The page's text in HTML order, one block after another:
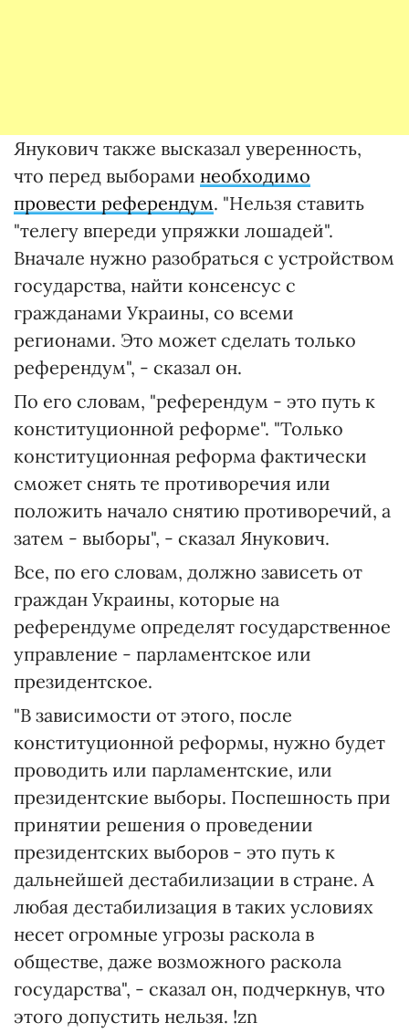
Янукович также высказал уверенность,
что перед выборами необходимо
провести референдум. "Нельзя ставить
"телегу впереди упряжки лошадей".
Вначале нужно разобраться с устройством
государства, найти консенсус с
гражданами Украины, со всеми
регионами. Это может сделать только
референдум", - сказал он.
По его словам, "референдум - это путь к
конституционной реформе". "Только
конституционная реформа фактически
сможет снять те противоречия или
положить начало снятию противоречий, а
затем - выборы", - сказал Янукович.
Все, по его словам, должно зависеть от
граждан Украины, которые на
референдуме определят государственное
управление - парламентское или
президентское.
"В зависимости от этого, после
конституционной реформы, нужно будет
проводить или парламентские, или
президентские выборы. Поспешность при
принятии решения о проведении
президентских выборов - это путь к
дальнейшей дестабилизации в стране. А
любая дестабилизация в таких условиях
несет огромные угрозы раскола в
обществе, даже возможного раскола
государства", - сказал он, подчеркнув, что
этого допустить нельзя. !zn